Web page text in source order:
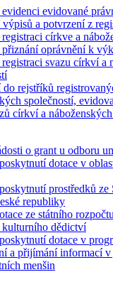
evidované
a potvrzení z
církve a
oprávnění k
svazu církví a
rejstříků
společností,
církví a
o grant u odboru
dotace v
prostředků ze
republiky
ze státního
dědictví
dotace v
a přijímání informací v
menšin